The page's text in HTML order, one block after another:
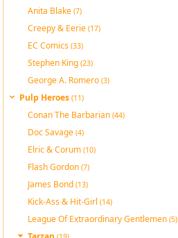
Anita Blake(7)
Creepy & Eerie(17)
EC Comics(33)
Stephen King(23)
George A. Romero(3)
Pulp Heroes(11)
Conan The Barbarian(44)
Doc Savage(4)
Elric & Corum(10)
Flash Gordon(7)
James Bond(13)
Kick-Ass & Hit-Girl(14)
League Of Extraordinary Gentlemen(5)